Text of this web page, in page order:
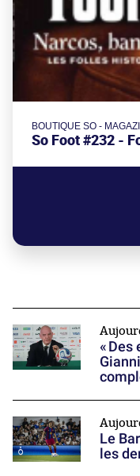
BOUTIQUE SO -
So Foot #232 -
«
Le
les